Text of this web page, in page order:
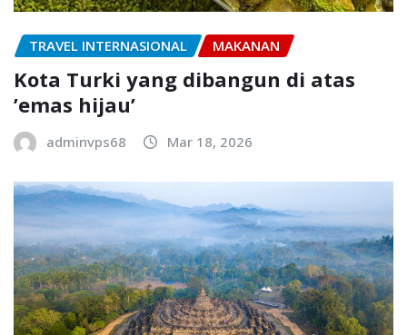
TRAVEL INTERNASIONAL MAKANAN
Kota Turki yang dibangun di atas
’emas hijau’
adminvps68 Mar 18, 2026